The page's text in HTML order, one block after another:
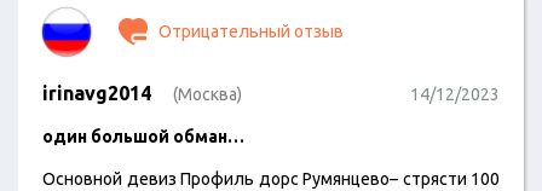
Отрицательный отзыв
irinavg2014 (Москва) 14/12/2023
один большой обман…
Основной девиз Профиль дорс Румянцево– стрясти 100